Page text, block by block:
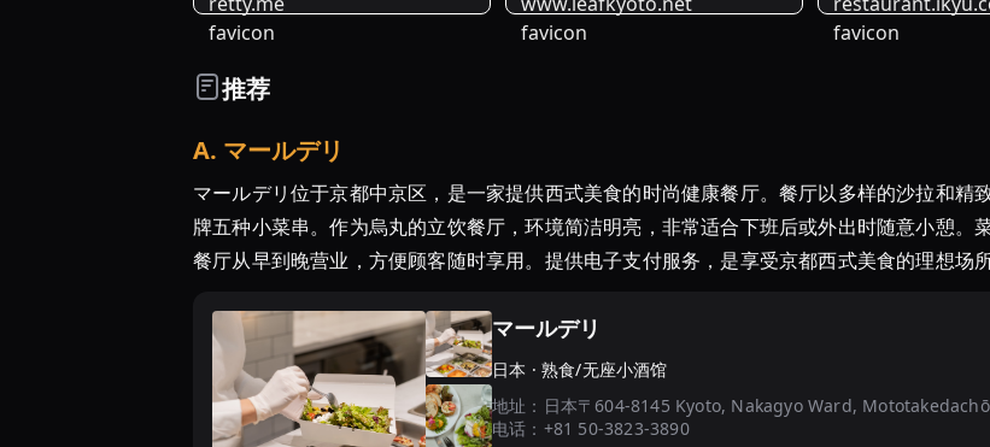
推荐
A. マールデリ
マールデリ位于京都中京区，是一家提供西式美食的时尚健康餐厅。餐厅以多样的沙拉和精
牌五种小菜串。作为烏丸的立饮餐厅，环境简洁明亮，非常适合下班后或外出时随意小憩。
餐厅从早到晚营业，方便顾客随时享用。提供电子支付服务，是享受京都西式美食的理想场所
マールデリ
日本 · 熟食/无座小酒馆
地址： 日本〒604-8145 Kyoto, Nakagyo Ward,
电话： +81 50-3823-3890